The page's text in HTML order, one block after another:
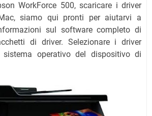
WorkForce 500, scaricare i driver
siamo qui pronti per aiutarvi a
sul software completo di
di driver. Selezionare i driver
operativo del dispositivo di